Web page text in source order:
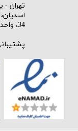
​تهران
34، واحد 3
پشتیبانی